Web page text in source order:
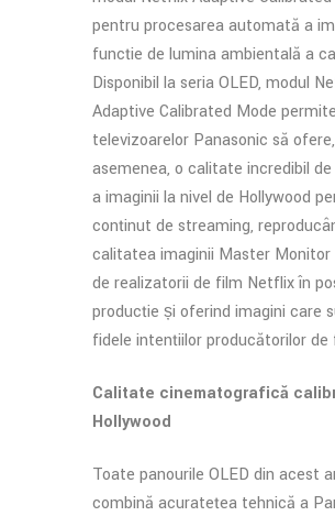
pentru procesarea automată a
funcție de lumina ambientală a
Disponibil la seria OLED, modul
Adaptive Calibrated Mode permite
televizoarelor Panasonic să
asemenea, o calitate incredibil
a imaginii la nivel de Hollywood
conținut de streaming,
calitatea imaginii Master
de realizatorii de film Netflix în
producție și oferind imagini care
fidele intențiilor producătorilor de
Calitate cinematografică
Hollywood
Toate panourile OLED din acest
combină acuratețea tehnică a